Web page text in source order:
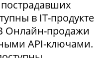
в IT-продукте
Онлайн-продажи
API-ключами.